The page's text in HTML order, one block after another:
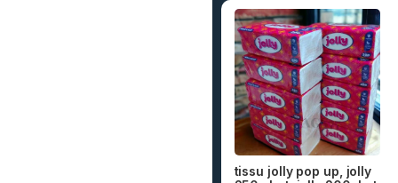
tissu jolly pop up, jolly